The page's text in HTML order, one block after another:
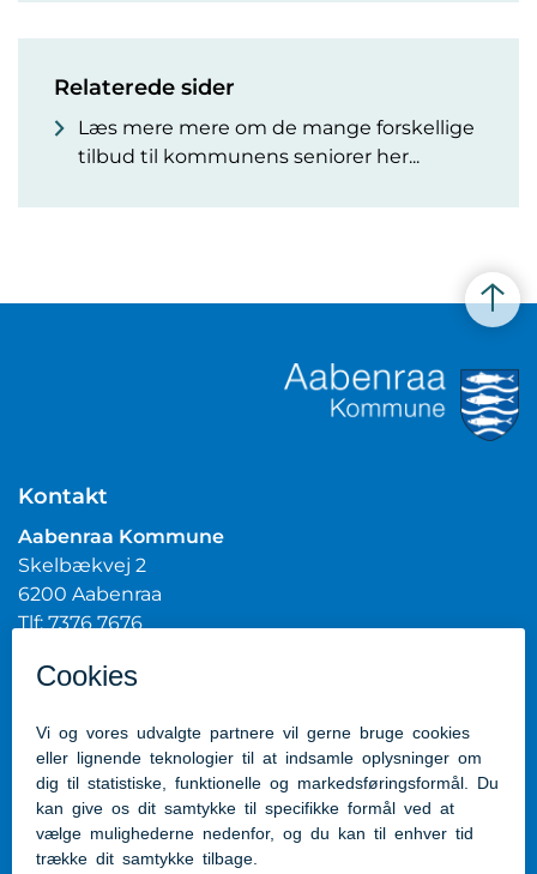
Relaterede sider
Læs mere mere om de mange forskellige
tilbud til kommunens seniorer her...
Kontakt
Aabenraa Kommune
Skelbækvej 2
6200 Aabenraa
Tlf: 7376 7676
CVR.nr.: 29189854
Genveje
Kontakt kommunen
Presserum
Tilgængelighedserklæring